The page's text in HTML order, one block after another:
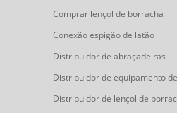
Comprar lençol de borracha
Conexão espigão de latão
Distribuidor de abraçadeiras
Distribuidor de equipamento
Distribuidor de lençol de